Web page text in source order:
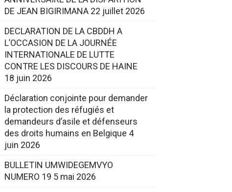
DE JEAN BIGIRIMANA 22 juillet 2026
DECLARATION DE LA CBDDH A
L’OCCASION DE LA JOURNÉE
INTERNATIONALE DE LUTTE
CONTRE LES DISCOURS DE HAINE
18 juin 2026
Déclaration conjointe pour demander
la protection des réfugiés et
demandeurs d’asile et défenseurs
des droits humains en Belgique 4
juin 2026
BULLETIN UMWIDEGEMVYO
NUMERO 19 5 mai 2026